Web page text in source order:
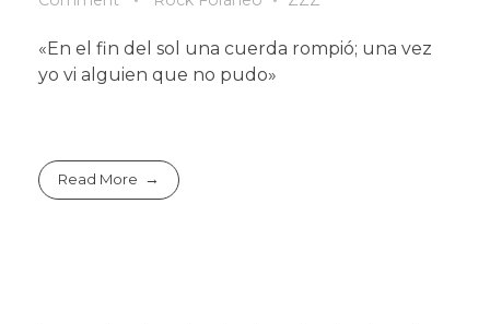
«En el fin del sol una cuerda rompió; una vez
yo vi alguien que no pudo»
Read More